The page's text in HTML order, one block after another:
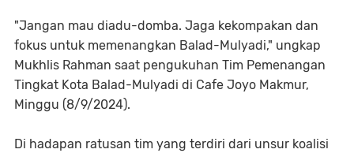
"Jangan mau diadu-domba. Jaga kekompakan dan
fokus untuk memenangkan Balad-Mulyadi," ungkap
Mukhlis Rahman saat pengukuhan Tim Pemenangan
Tingkat Kota Balad-Mulyadi di Cafe Joyo Makmur,
Minggu (8/9/2024).
Di hadapan ratusan tim yang terdiri dari unsur koalisi